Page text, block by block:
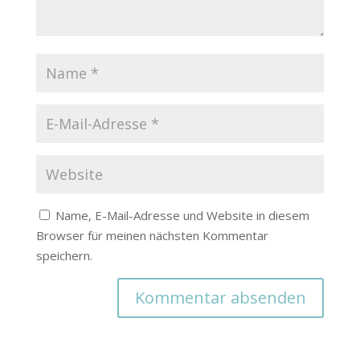
Name, E-Mail-Adresse und Website in diesem
Browser für meinen nächsten Kommentar
speichern.